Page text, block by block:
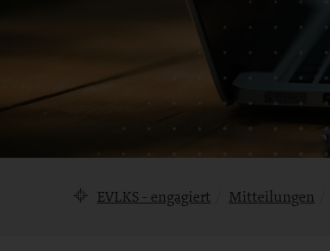
EVLKS - engagiert Mitteilungen